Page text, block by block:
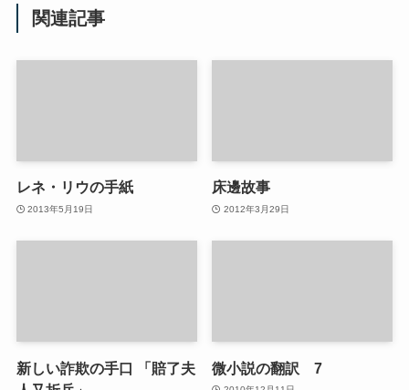
関連記事
レネ・リウの手紙
2013年5月19日
床邊故事
2012年3月29日
新しい詐欺の手口 「賠了夫
微小説の翻訳 7